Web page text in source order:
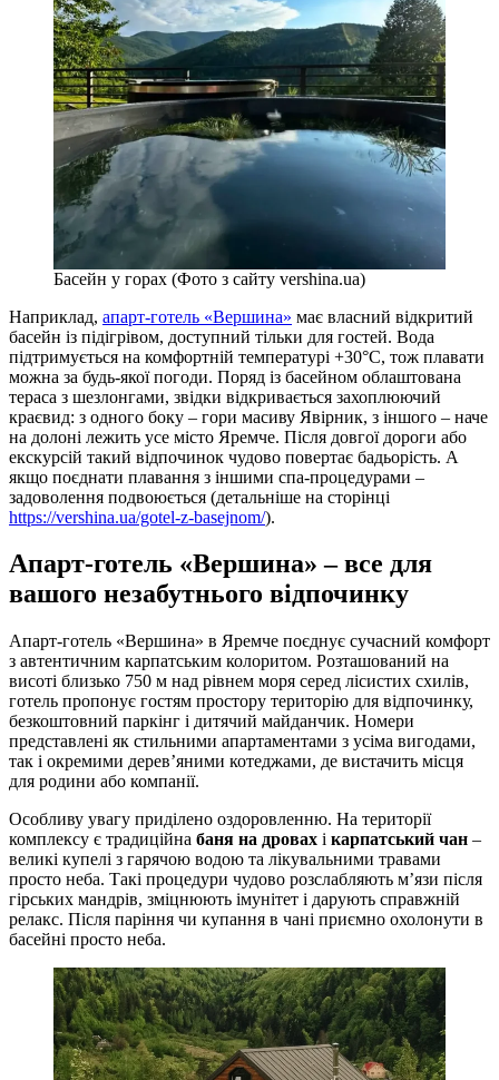
Басейн у горах (Фото з сайту vershina.ua)
Наприклад, апарт-готель «Вершина» має власний відкритий
басейн із підігрівом, доступний тільки для гостей. Вода
підтримується на комфортній температурі +30°C, тож плавати
можна за будь-якої погоди. Поряд із басейном облаштована
тераса з шезлонгами, звідки відкривається захоплюючий
краєвид: з одного боку – гори масиву Явірник, з іншого – наче
на долоні лежить усе місто Яремче. Після довгої дороги або
екскурсій такий відпочинок чудово повертає бадьорість. А
якщо поєднати плавання з іншими спа-процедурами –
задоволення подвоюється (детальніше на сторінці
https://vershina.ua/gotel-z-basejnom/).
Апарт-готель «Вершина» – все для
вашого незабутнього відпочинку
Апарт-готель «Вершина» в Яремче поєднує сучасний комфорт
з автентичним карпатським колоритом. Розташований на
висоті близько 750 м над рівнем моря серед лісистих схилів,
готель пропонує гостям простору територію для відпочинку,
безкоштовний паркінг і дитячий майданчик. Номери
представлені як стильними апартаментами з усіма вигодами,
так і окремими дерев’яними котеджами, де вистачить місця
для родини або компанії.
Особливу увагу приділено оздоровленню. На території
комплексу є традиційна баня на дровах і карпатський чан –
великі купелі з гарячою водою та лікувальними травами
просто неба. Такі процедури чудово розслабляють м’язи після
гірських мандрів, зміцнюють імунітет і дарують справжній
релакс. Після паріння чи купання в чані приємно охолонути в
басейні просто неба.